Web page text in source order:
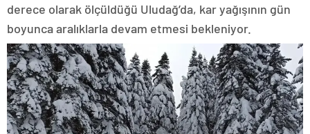
derece olarak ölçüldüğü Uludağ’da, kar yağışının gün
boyunca aralıklarla devam etmesi bekleniyor.